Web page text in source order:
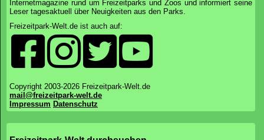
Internetmagazine rund um Freizeitparks und Zoos und informiert seine
Leser tagesaktuell über Neuigkeiten aus den Parks.
Freizeitpark-Welt.de ist auch auf:
Copyright 2003-2026 Freizeitpark-Welt.de
mail@freizeitpark-welt.de
Impressum Datenschutz